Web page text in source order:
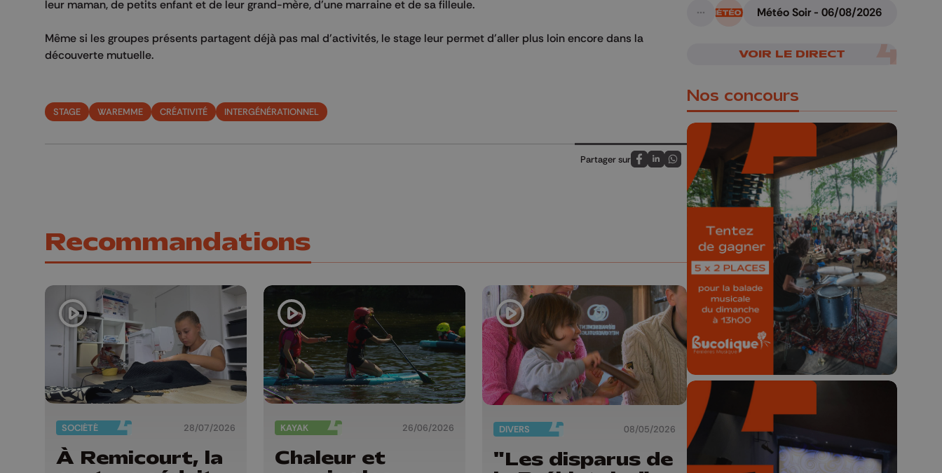
leur maman, de petits enfant et de leur grand-mère, d'une marraine et de sa filleule.
Même si les groupes présents partagent déjà pas mal d'activités, le stage leur permet d'aller plus loin encore dans la
découverte mutuelle.
STAGE WAREMME CRÉATIVITÉ INTERGÉNÉRATIONNEL
Partager sur
Partagez sur FaceBook
Partagez sur LinkedIn
Partagez sur Whatsapp
Recommandations
SOCIÉTÉ 28/07/2026
À Remicourt, la
KAYAK 26/06/2026
Chaleur et
DIVERS 08/05/2026
"Les disparus de
A suivre
Météo Soir - 06/08/2026
VOIR LE DIRECT
Nos concours
🎁 Gagnez 5x2
places pour le
Bucolique Ferrières
Festival 🌿🎶
Concours valable jusqu'au 9 août,
23h59.